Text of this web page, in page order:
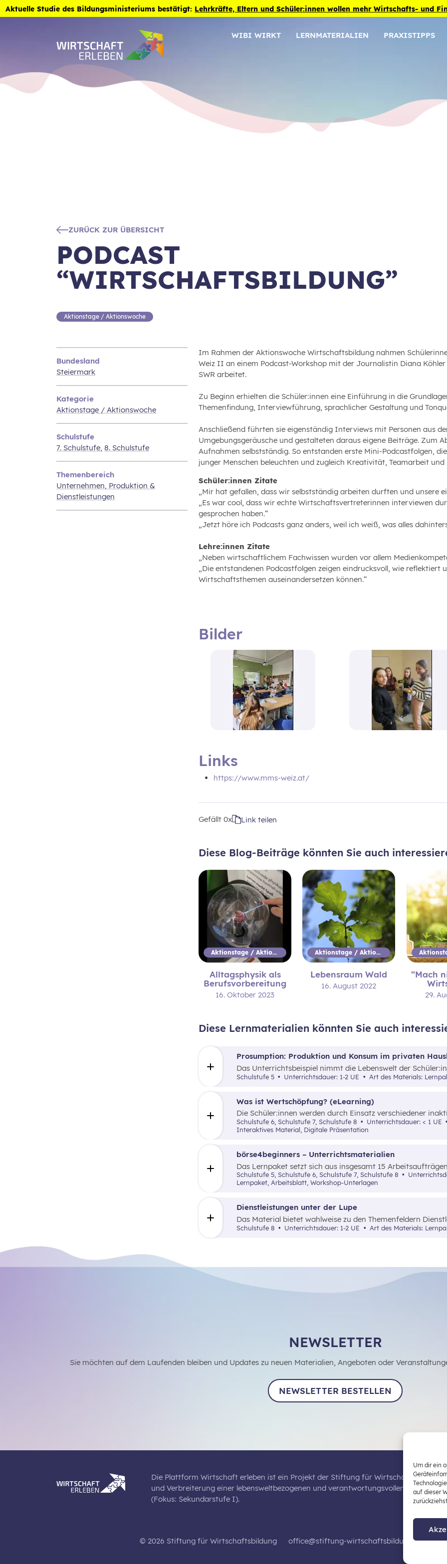
Um dir ein
auf dieser
Zum Inhalt der Seite springen
Aktuelle Studie des Bildungsministeriums bestätigt: Lehrkräfte, Eltern und Schüler:innen wollen mehr Wirtschafts- und
WIBI WIRKT LERNMATERIALIEN PRAXISTIPPS
ZURÜCK ZUR ÜBERSICHT
PODCAST
“WIRTSCHAFTSBILDUNG”
Aktionstage / Aktionswoche
Bundesland
Steiermark
Kategorie
Aktionstage / Aktionswoche
Schulstufe
7. Schulstufe, 8. Schulstufe
Themenbereich
Unternehmen‚ Produktion &
Dienstleistungen
Im Rahmen der Aktionswoche Wirtschaftsbildung nahmen
Weiz II an einem Podcast-Workshop mit der Journalistin Diana
SWR arbeitet.
Zu Beginn erhielten die Schüler:innen eine Einführung in die
Themenfindung, Interviewführung, sprachlicher Gestaltung und
Anschließend führten sie eigenständig Interviews mit Personen aus
Umgebungsgeräusche und gestalteten daraus eigene Beiträge. Zum
Aufnahmen selbstständig. So entstanden erste Mini-Podcastfolgen,
junger Menschen beleuchten und zugleich Kreativität, Teamarbeit
Schüler:innen Zitate
„Mir hat gefallen, dass wir selbstständig arbeiten durften und unsere
„Es war cool, dass wir echte Wirtschaftsvertreterinnen interviewen
gesprochen haben.“
„Jetzt höre ich Podcasts ganz anders, weil ich weiß, was alles
Lehre:innen Zitate
„Neben wirtschaftlichem Fachwissen wurden vor allem
„Die entstandenen Podcastfolgen zeigen eindrucksvoll, wie reflektiert
Wirtschaftsthemen auseinandersetzen können.“
Bilder
Links
https://www.mms-weiz.at/
Gefällt0x Link teilen
Diese Blog-Beiträge könnten Sie auch
Aktionstage / Aktionswoche
Alltagsphysik als
Berufsvorbereitung
16. Oktober 2023
Aktionstage / Aktionswoche
Lebensraum Wald
16. August 2022
“Mach
29.
Diese Lernmaterialien könnten Sie auch
Prosumption: Produktion und Konsum im privaten
Das Unterrichtsbeispiel nimmt die Lebenswelt der
die Begriffe „Konsum“, „Produktion“ und „Prosumption“
Schulstufe 5 Unterrichtsdauer: 1-2 UE Art des Materials:
Was ist Wertschöpfung? (eLearning)
Die Schüler:innen werden durch Einsatz verschiedener
dem Begriff der Wertschöpfung(-kette) anhand einfach
vertraut gemacht.
Schulstufe 6, Schulstufe 7, Schulstufe 8
Unterrichtsdauer: < 1 UE
Interaktives Material, Digitale Präsentation
börse4beginners – Unterrichtsmaterialien
Das Lernpaket setzt sich aus insgesamt 15
Schüler:innen auf kreative, spielerische sowie angewandte
Grundlagenwissen über die Börse und Geldveranlagung
Schulstufe 5, Schulstufe 6, Schulstufe 7, Schulstufe 8
Lernpaket, Arbeitsblatt, Workshop-Unterlagen
Dienstleistungen unter der Lupe
Das Material bietet wahlweise zu den Themenfeldern
Bank, Verkehr oder Handel/Tourismus eine
Schulstufe 8 Unterrichtsdauer: 1-2 UE Art des Materials:
NEWSLETTER
Sie möchten auf dem Laufenden bleiben und Updates zu neuen Materialien, Angeboten oder
NEWSLETTER BESTELLEN
Die Plattform Wirtschaft erleben ist ein Projekt der Stiftung für
und Verbreiterung einer lebensweltbezogenen und verantwortungsvollen
(Fokus: Sekundarstufe I).
© 2026 Stiftung für Wirtschaftsbildung office@stiftung-wirtschaftsbildung.at